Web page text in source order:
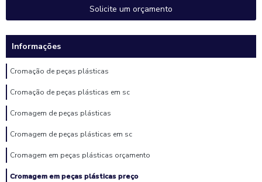
Solicite um orçamento
Informações
Cromação de peças plásticas
Cromação de peças plásticas em sc
Cromagem de peças plásticas
Cromagem de peças plásticas em sc
Cromagem em peças plásticas orçamento
Cromagem em peças plásticas preço